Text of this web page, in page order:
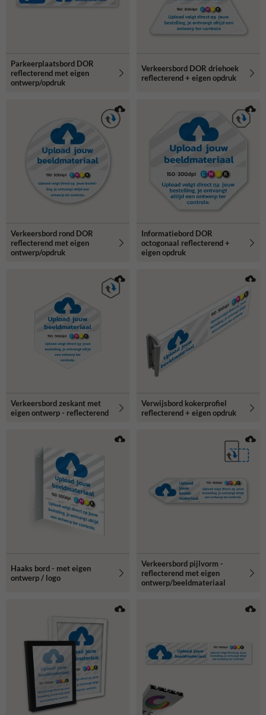
Parkeerplaatsbord DOR
reflecterend met eigen
ontwerp/opdruk
Verkeersbord DOR driehoek
reflecterend + eigen opdruk
Verkeersbord rond DOR
reflecterend met eigen
ontwerp/opdruk
Informatiebord DOR
octogonaal reflecterend +
eigen opdruk
Verkeersbord zeskant met
eigen ontwerp - reflecterend
Verwijsbord kokerprofiel
reflecterend + eigen opdruk
Haaks bord - met eigen
ontwerp / logo
Verkeersbord pijlvorm -
reflecterend met eigen
ontwerp/beeldmateriaal